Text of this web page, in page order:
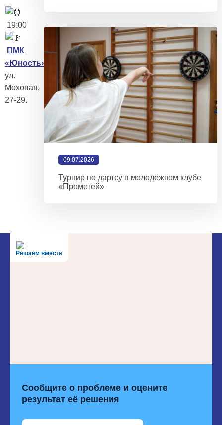
19:00
ПМК
«Юность»
ул.
Моховая,
27-29.
09.07.2026
Турнир по дартсу в молодёжном клубе
«Прометей»
Решаем вместе
Сообщите о проблеме и оцените
результат её решения